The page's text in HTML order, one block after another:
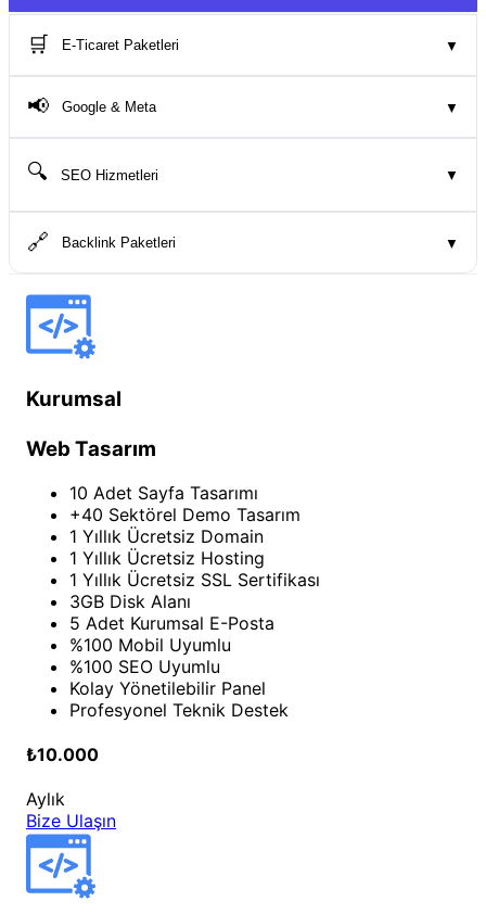
🛒 E-Ticaret Paketleri ▼
📢 Google & Meta ▼
🔍 SEO Hizmetleri ▼
🔗 Backlink Paketleri ▼
Kurumsal
Web Tasarım
10 Adet Sayfa Tasarımı
+40 Sektörel Demo Tasarım
1 Yıllık Ücretsiz Domain
1 Yıllık Ücretsiz Hosting
1 Yıllık Ücretsiz SSL Sertifikası
3GB Disk Alanı
5 Adet Kurumsal E-Posta
%100 Mobil Uyumlu
%100 SEO Uyumlu
Kolay Yönetilebilir Panel
Profesyonel Teknik Destek
₺10.000
Aylık
Bize Ulaşın